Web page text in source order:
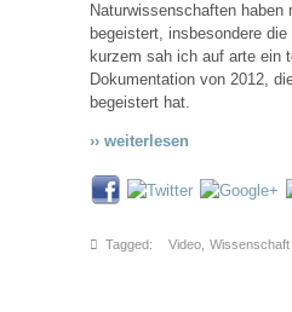
Naturwissenschaften haben
begeistert, insbesondere
kurzem sah ich auf arte ein
Dokumentation von 2012,
begeistert hat.
›› weiterlesen
Tagged: Video, Wissenschaft